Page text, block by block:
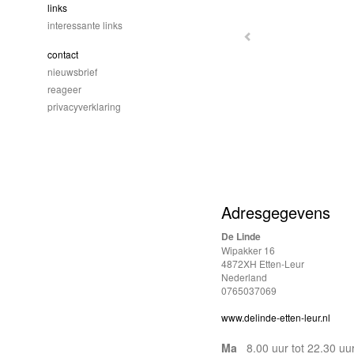
Adresgegevens
De Linde
Wipakker 16
4872XH Etten-Leur
Nederland
0765037069
www.delinde-etten-leur.nl
Ma 8.00 uur tot 22.30
links
interessante links
contact
nieuwsbrief
reageer
privacyverklaring